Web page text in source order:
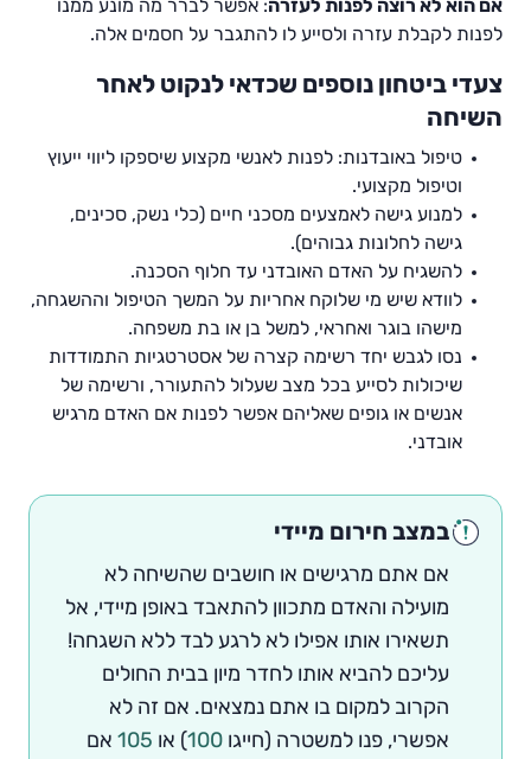
אם הוא לא רוצה לפנות לעזרה: אפשר לברר מה מונע ממנו
לפנות לקבלת עזרה ולסייע לו להתגבר על חסמים אלה.
צעדי ביטחון נוספים שכדאי לנקוט לאחר
השיחה
טיפול באובדנות: לפנות לאנשי מקצוע שיספקו ליווי ייעוץ
וטיפול מקצועי.
למנוע גישה לאמצעים מסכני חיים (כלי נשק, סכינים,
גישה לחלונות גבוהים).
להשגיח על האדם האובדני עד חלוף הסכנה.
לוודא שיש מי שלוקח אחריות על המשך הטיפול וההשגחה,
מישהו בוגר ואחראי, למשל בן או בת משפחה.
נסו לגבש יחד רשימה קצרה של אסטרטגיות התמודדות
שיכולות לסייע בכל מצב שעלול להתעורר, ורשימה של
אנשים או גופים שאליהם אפשר לפנות אם האדם מרגיש
אובדני.
במצב חירום מיידי
אם אתם מרגישים או חושבים שהשיחה לא
מועילה והאדם מתכוון להתאבד באופן מיידי, אל
תשאירו אותו אפילו לא לרגע לבד ללא השגחה!
עליכם להביא אותו לחדר מיון בבית החולים
הקרוב למקום בו אתם נמצאים. אם זה לא
אפשרי, פנו למשטרה (חייגו 100) או 105 אם